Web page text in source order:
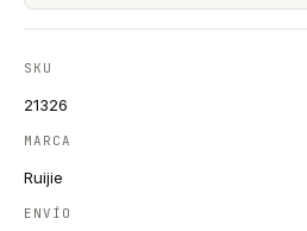
SKU
21326
MARCA
Ruijie
ENVÍO